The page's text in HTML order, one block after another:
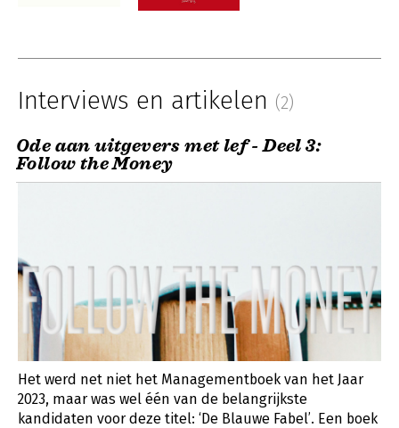
Interviews en artikelen (2)
Ode aan uitgevers met lef - Deel 3:
Follow the Money
Het werd net niet het Managementboek van het Jaar
2023, maar was wel één van de belangrijkste
kandidaten voor deze titel: ‘De Blauwe Fabel’. Een boek